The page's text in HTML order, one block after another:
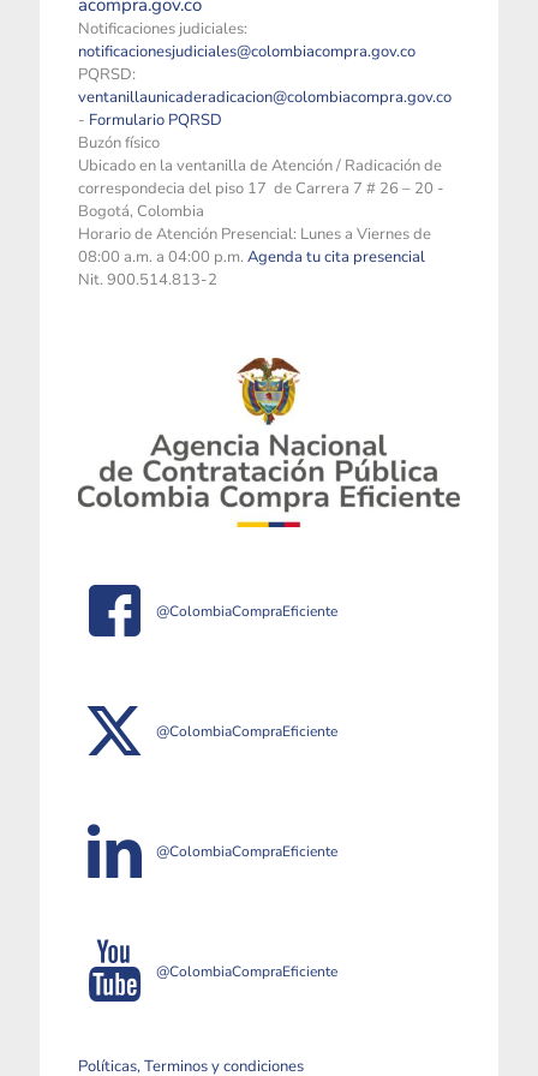
acompra.gov.co
Notificaciones judiciales:
notificacionesjudiciales@colombiacompra.gov.co
PQRSD:
ventanillaunicaderadicacion@colombiacompra.gov.co
- Formulario PQRSD
Buzón físico
Ubicado en la ventanilla de Atención / Radicación de
correspondecia del piso 17 de Carrera 7 # 26 – 20 -
Bogotá, Colombia
Horario de Atención Presencial: Lunes a Viernes de
08:00 a.m. a 04:00 p.m. Agenda tu cita presencial
Nit. 900.514.813-2
@ColombiaCompraEficiente
@ColombiaCompraEficiente
@ColombiaCompraEficiente
@ColombiaCompraEficiente
Políticas, Terminos y condiciones